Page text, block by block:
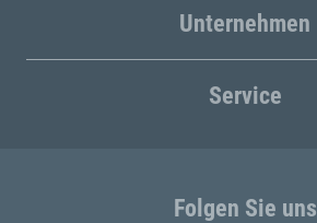
Unternehmen
Service
Folgen Sie uns